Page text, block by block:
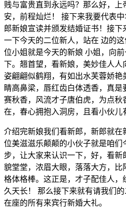
贱与富贵直到永远吗？那么好，
安，前程灿烂！ 接下来我要代表
郎新娘宣读并颁发结婚证书！接
一下今天的二位新人，站在 边的
位小姐就是今天的新娘 小姐，向
下。翘首望，看新娘，美妙佳人
姿翩翩似鹤翔，有如出水芙蓉娇艳
睛高鼻梁，唇红齿白体透香，真
赛秋香，风流才子唐伯虎，为点秋
在，春心拥抱入洞房，且看小伙儿
介绍完新娘我们看新郎，新郎就
位美滋滋乐颠颠的小伙子就是咱们
步，让大家来认识一下，好，看新
貌堂堂，浓眉大眼，落落大方，
格体格棒。这正是，才子配佳人
久天长！ 那么接下来就有请我们
在座的所有来宾行新婚大礼。